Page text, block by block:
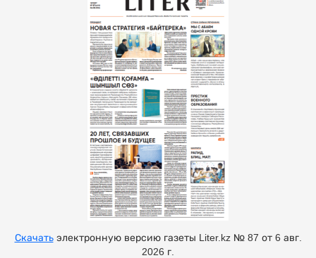
Скачатьэлектронную версию газеты Liter.kz № 87 от 6 авг.
2026 г.